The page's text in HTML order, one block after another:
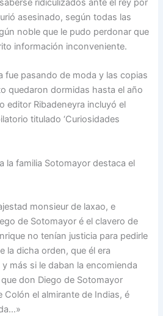
ridiculizados ante el rey por
asesinado, según todas las
noble que le pudo perdonar que
información inconveniente.
fue pasando de moda y las copias
quedaron dormidas hasta el año
editor Ribadeneyra incluyó el
titulado ‘Curiosidades
la familia Sotomayor destaca el
monsieur de laxao, e
de Sotomayor é el clavero de
no tenían justicia para pedirle
la dicha orden, que él era
más si le daban la encomienda
don Diego de Sotomayor
Colón el almirante de Indias, é